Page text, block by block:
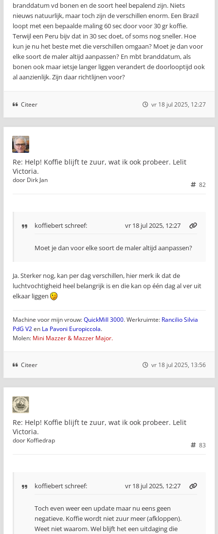
branddatum vd bonen en de soort heel bepalend zijn. Niets
nieuws natuurlijk, maar toch zijn de verschillen enorm. Een Brazil
loopt met een bepaalde maling 60 sec door voor 30 gr koffie.
Terwijl een Peru bijv dat in 30 sec doet, of soms nog sneller. Hoe
kun je nu het beste met die verschillen omgaan? Moet je dan voor
elke soort de maler altijd aanpassen? En mbt branddatum, als
bonen ook maar ietsje langer liggen verandert de doorlooptijd ook
al aanzienlijk. Zijn daar richtlijnen voor?
Citeer vr 18 jul 2025, 12:27
Re: Help! Koffie blijft te zuur, wat ik ook probeer. Lelit
Victoria.
82
door Dirk Jan
koffiebertschreef: vr 18 jul 2025, 12:27
Moet je dan voor elke soort de maler altijd aanpassen?
Ja. Sterker nog, kan per dag verschillen, hier merk ik dat de
luchtvochtigheid heel belangrijk is en die kan op één dag al ver uit
elkaar liggen
Machine voor mijn vrouw:QuickMill 3000. Werkruimte: Rancilio Silvia
PdG V2en La Pavoni Europiccola.
Molen: Mini Mazzer & Mazzer Major.
Citeer vr 18 jul 2025, 13:56
Re: Help! Koffie blijft te zuur, wat ik ook probeer. Lelit
Victoria.
83
door Koffiedrap
koffiebertschreef: vr 18 jul 2025, 12:27
Toch even weer een update maar nu eens geen
negatieve. Koffie wordt niet zuur meer (afkloppen).
Weet niet waarom. Wel blijft het een uitdaging die